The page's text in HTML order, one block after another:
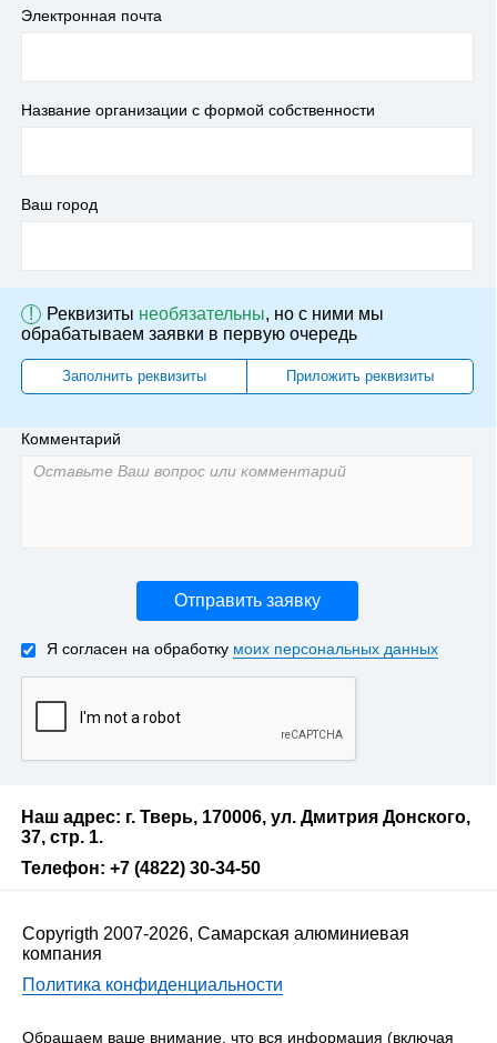
Электронная почта
Название организации с формой собственности
Ваш город
! Реквизиты необязательны, но с ними мы
обрабатываем заявки в первую очередь
Заполнить реквизиты Приложить реквизиты
Комментарий
Отправить заявку
Я согласен на обработку моих персональных данных
Наш адрес: г. Тверь, 170006, ул. Дмитрия Донского,
37, стр. 1.
Телефон: +7 (4822) 30-34-50
Copyrigth 2007-2026, Самарская алюминиевая
компания
Политика конфиденциальности
Обращаем ваше внимание, что вся информация (включая